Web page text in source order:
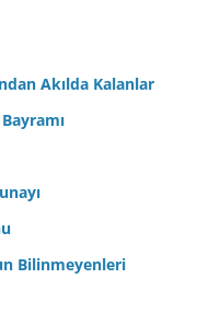
Akılda Kalanlar
Bilinmeyenleri